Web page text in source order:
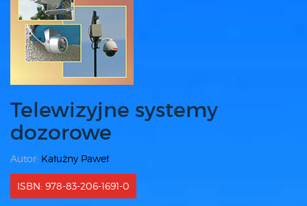
Telewizyjne systemy
dozorowe
Autor: Kałużny Paweł
ISBN: 978-83-206-1691-0